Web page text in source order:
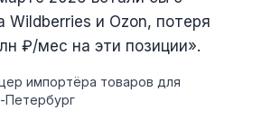
Wildberries и Ozon, потеря
₽/мес на эти позиции».
импортёра товаров для
Петербург